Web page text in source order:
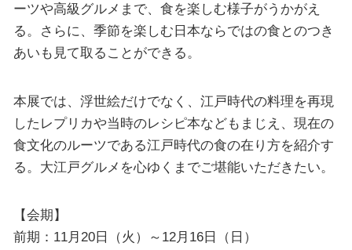
ーツや高級グルメまで、食を楽しむ様子がうかがえ
る。さらに、季節を楽しむ日本ならではの食とのつき
あいも見て取ることができる。
本展では、浮世絵だけでなく、江戸時代の料理を再現
したレプリカや当時のレシピ本などもまじえ、現在の
食文化のルーツである江戸時代の食の在り方を紹介す
る。大江戸グルメを心ゆくまでご堪能いただきたい。
【会期】
前期：11月20日（火）～12月16日（日）